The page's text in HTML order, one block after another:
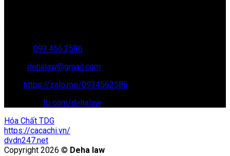
093.456.2586
dehalaw@gmail.com
https://zalo.me/0934562586
fb.com/dehalaw
Hóa Chất TDG
https://cacachi.vn/
dvdn247.net
Copyright 2026 © Deha law